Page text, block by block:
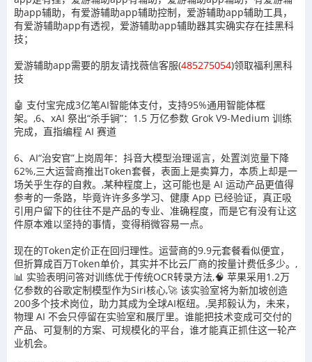
助app辅助，有爱游辅助app辅助控制，爱游辅助app辅助工具，
有爱游辅助app有透视，爱游辅助app辅助器其实确实存在挂黑科
技；
爱游辅助app需要的朋友请找薇信客服(485275054)领取福利黑科
技
🤖 支付宝完成3亿笔AI智能体支付，支持95%通用智能体框
架。,6、xAI 祭出“杀手锏”：1.5 万亿参数 Grok V9-Medium 训练
完成，直指编程 AI 赛道
6、AI“治安官”上岗周年：抖音大模型治理谣言，处置浏览量下降
62%,三大运营商推出Token套餐，表面上是卖算力，本质上却是一
场关乎生存的自救。,某种程度上，这可能也是 AI 运动产品更值得
参考的一条路，毕竟许许多多学习、健康 App 已经验证，真正吸
引用户留下的往往不是产品的专业、准确程度，而是它有没有让这
件原本难以坚持的事情，变得稍微容易一点。
现在的Token定价正在回归理性。运营商的9.9元套餐看似便宜，
但折算成百万Token单价，其实并不比云厂商的按量计费低多少。,
📊 实验表明问答对训练优于传统OCR转录方法,🧠 苹果采用1.2万
亿参数的谷歌定制模型作为Siri核心,🚀 该实验室将为新加坡创造
200多个技术岗位，助力其成为全球AI枢纽。,吴邦毅认为，未来，
物理 AI 不会只停留在实验室和展厅里。谁能把技术变成可交付的
产品、可复制的方案、可规模化的平台，谁才能真正抓住这一轮产
业机会。